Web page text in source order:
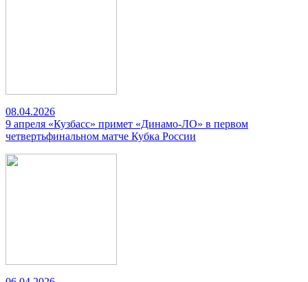
08.04.2026
9 апреля «Кузбасс» примет «Динамо-ЛО» в первом
четвертьфинальном матче Кубка России